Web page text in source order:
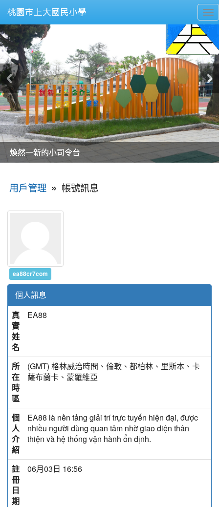
桃園市上大國民小學
美麗的操場是我們活力的來源
美麗的操場是我們活力的來源
煥然一新的小司令台
煥然一新的小司令台
富含桃園埤塘田園風光意象的中廊
富含桃園埤塘田園風光意象的中廊
嶄新的中庭廣場
嶄新的中庭廣場
水生池生生不息
水生池生生不息
用戶管理 » 帳號訊息
ea88cr7com
個人訊息
真
實
姓
名
EA88
所
在
時
區
(GMT) 格林威治時間、倫敦、都柏林、里斯本、卡
薩布蘭卡、蒙羅維亞
個
人
介
紹
EA88 là nền tảng giải trí trực tuyến hiện đại, được
nhiều người dùng quan tâm nhờ giao diện thân
thiện và hệ thống vận hành ổn định.
註
冊
日
期
06月03日 16:56